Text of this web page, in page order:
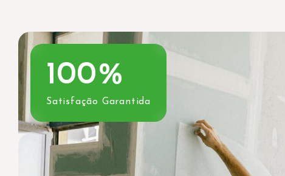
100%
Satisfação Garantida